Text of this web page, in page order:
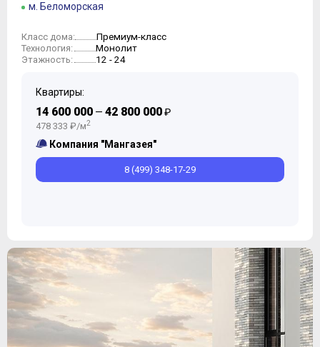
м. Беломорская
Класс дома: Премиум-класс
Технология: Монолит
Этажность: 12 - 24
Квартиры:
14 600 000 — 42 800 000₽
478 333 ₽/м2
Компания "Мангазея"
8 (499) 348-17-29